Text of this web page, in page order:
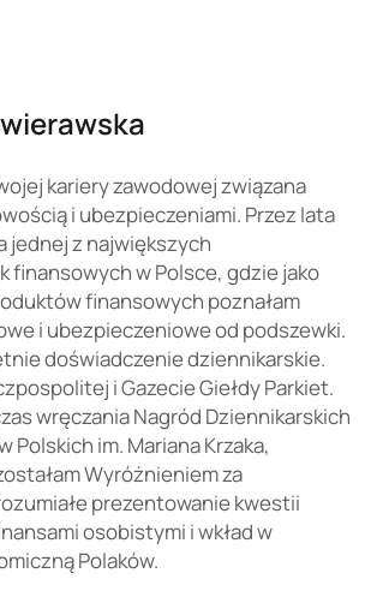
kariery zawodowej związana
i ubezpieczeniami. Przez lata
jednej z największych
finansowych w Polsce, gdzie jako
finansowych poznałam
i ubezpieczeniowe od podszewki.
doświadczenie dziennikarskie.
i Gazecie Giełdy Parkiet.
wręczania Nagród Dziennikarskich
Polskich im. Mariana Krzaka,
Wyróżnieniem za
prezentowanie kwestii
osobistymi i wkład w
Polaków.